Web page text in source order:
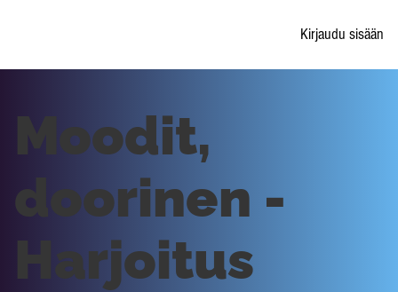
Kirjaudu sisään
Moodit,
doorinen -
Harjoitus